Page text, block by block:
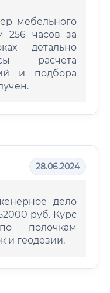
мебельного
256 часов за
детально
расчета
и подбора
28.06.2024
дело
руб. Курс
полочкам
и геодезии.